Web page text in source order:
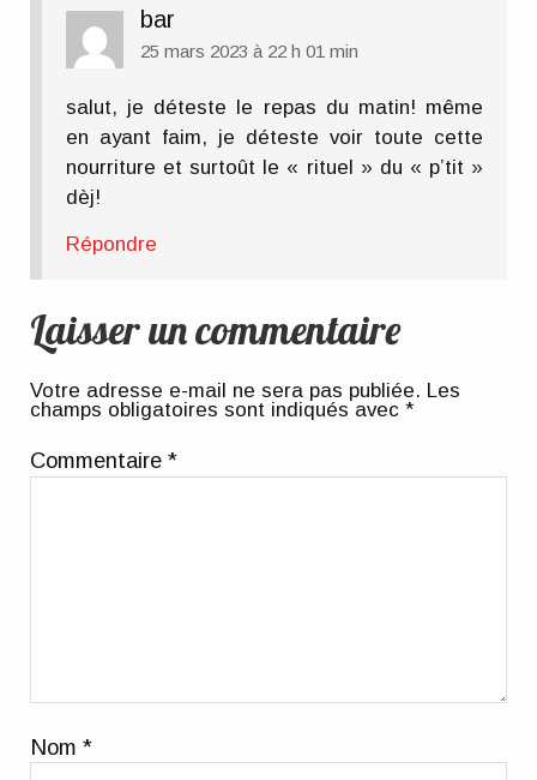
bar
25 mars 2023 à 22 h 01 min
salut, je déteste le repas du matin! même
en ayant faim, je déteste voir toute cette
nourriture et surtoût le « rituel » du « p’tit »
dèj!
Répondre
Laisser un commentaire
Votre adresse e-mail ne sera pas publiée. Les
champs obligatoires sont indiqués avec*
Commentaire*
Nom*